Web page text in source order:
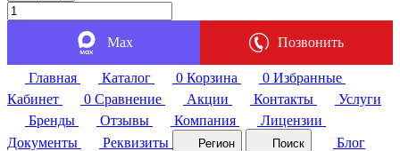
Max Позвонить
Главная Каталог 0 Корзина 0 Избранные
Кабинет
0 Сравнение Акции Контакты
Услуги
Бренды
Отзывы Компания
Лицензии
Документы
Реквизиты Регион Поиск
Блог